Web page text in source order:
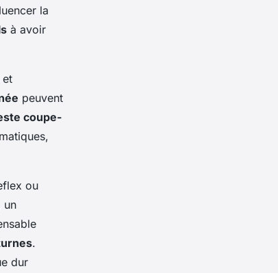
la
à avoir
et
peuvent
coupe-
ou
un
.
dur